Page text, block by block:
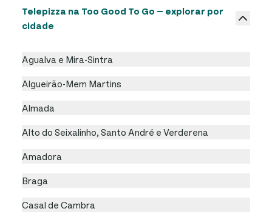
Telepizza na Too Good To Go — explorar por
cidade
Agualva e Mira-Sintra
Algueirão-Mem Martins
Almada
Alto do Seixalinho, Santo André e Verderena
Amadora
Braga
Casal de Cambra